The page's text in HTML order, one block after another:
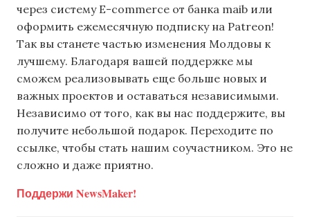
через систему E-commerce от банка maib или
оформить ежемесячную подписку на Patreon!
Так вы станете частью изменения Молдовы к
лучшему. Благодаря вашей поддержке мы
сможем реализовывать еще больше новых и
важных проектов и оставаться независимыми.
Независимо от того, как вы нас поддержите, вы
получите небольшой подарок. Переходите по
ссылке, чтобы стать нашим соучастником. Это не
сложно и даже приятно.
Поддержи NewsMaker!